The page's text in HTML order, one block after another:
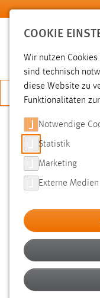
Zum Hauptinhalt springen
SUCHE
FILTER
Typ
Erstellungsdatum
Alter
COOKIE
Wir nutzen
sind technisch
diese Website zu
Funktionalitäten
Notwendige
Statistik
Marketing
Externe Medien